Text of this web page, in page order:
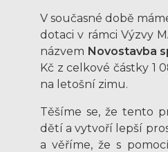
V současné době
dotaci v rámci Výzvy
názvem Novostavba
Kč z celkové částky 1
na letošní zimu.
Těšíme se, že tento
dětí a vytvoří lepší
a věříme, že s